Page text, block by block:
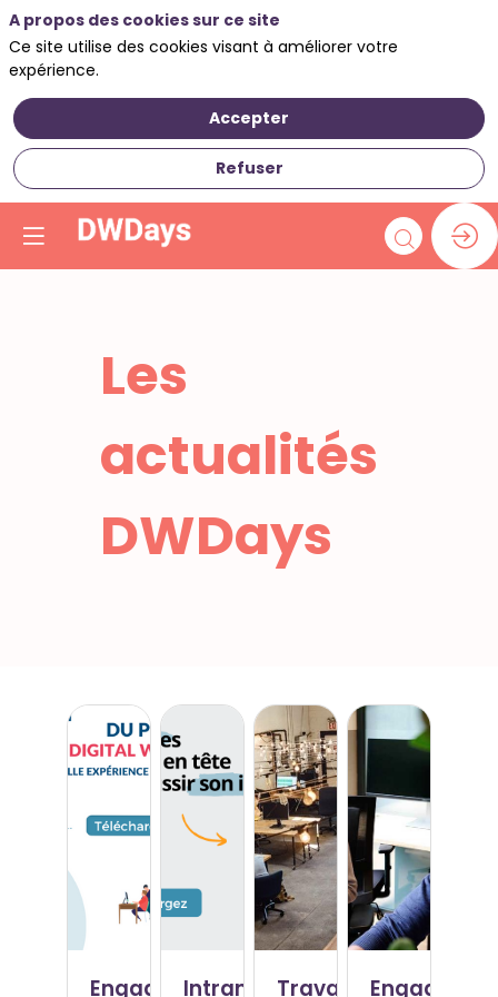
Les
actualités
DWDays
Engagement
Intranet Travail
A propos des cookies sur ce site
Ce site utilise des cookies visant à améliorer votre
expérience.
Accepter
Refuser